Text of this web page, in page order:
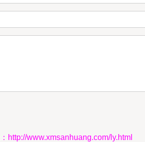
http://www.xmsanhuang.com/ly.html